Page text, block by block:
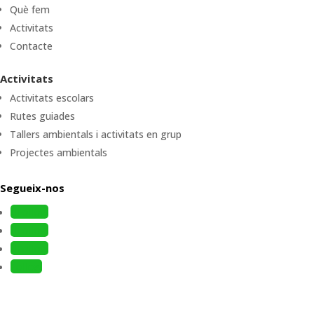
Què fem
Activitats
Contacte
Activitats
Activitats escolars
Rutes guiades
Tallers ambientals i activitats en grup
Projectes ambientals
Segueix-nos
Follow
Follow
Follow
Follow